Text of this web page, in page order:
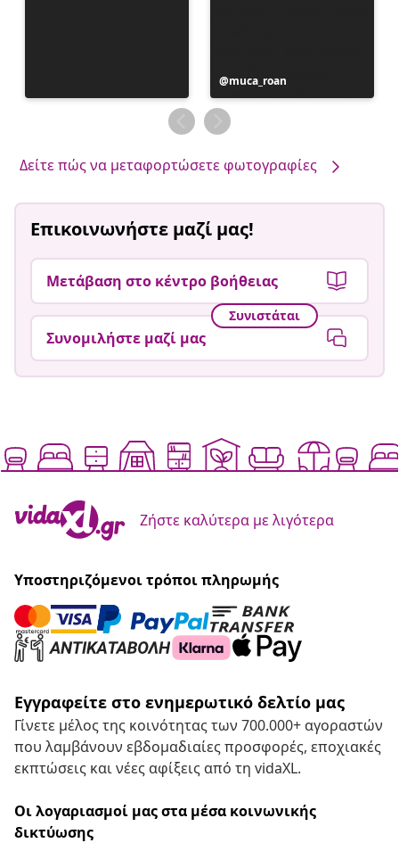
Η
ανάρτηση
δημοσιεύθηκε
από
muca_roan
Δείτε πώς να μεταφορτώσετε φωτογραφίες
Επικοινωνήστε μαζί μας!
Μετάβαση στο κέντρο βοήθειας
Συνιστάται
Συνομιλήστε μαζί μας
Ζήστε καλύτερα με λιγότερα
Υποστηριζόμενοι τρόποι πληρωμής
Εγγραφείτε στο ενημερωτικό δελτίο μας
Γίνετε μέλος της κοινότητας των 700.000+ αγοραστών
που λαμβάνουν εβδομαδιαίες προσφορές, εποχιακές
εκπτώσεις και νέες αφίξεις από τη vidaXL.
Οι λογαριασμοί μας στα μέσα κοινωνικής
δικτύωσης